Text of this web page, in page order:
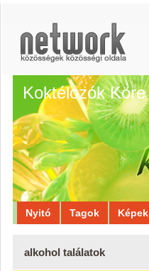
Koktélozók Köre
Nyitó Tagok Képek
alkohol találatok